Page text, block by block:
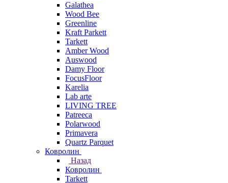
Galathea
Wood Bee
Greenline
Kraft Parkett
Tarkett
Amber Wood
Auswood
Damy Floor
FocusFloor
Karelia
Lab arte
LIVING TREE
Patreeca
Polarwood
Primavera
Quartz Parquet
Ковролин
Назад
Ковролин
Tarkett